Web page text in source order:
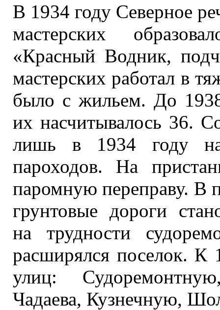
В 1934 году Северное
мастерских
«Красный Водник,
мастерских работал в
было с жильем. До
их насчитывалось 36.
лишь в 1934 году
пароходов. На
паромную переправу. В
грунтовые дороги
на трудности
расширялся поселок. К
улиц:
Чадаева, Кузнечную,